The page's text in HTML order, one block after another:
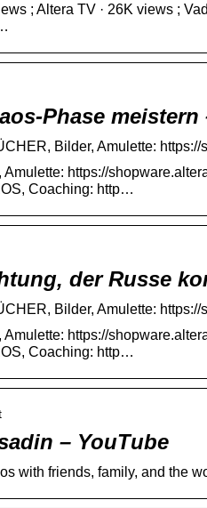
; Altera TV · 26K views ;
Phase meistern
Bilder, Amulette:
https://
Coaching: http…
der Russe
Bilder, Amulette:
https://
Coaching: http…
– YouTube
with friends, family, and the